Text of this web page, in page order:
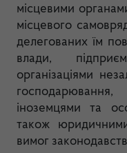
місцевими
місцевого
делегованих їм
влади,
організаціями
іноземцями та
також
вимог